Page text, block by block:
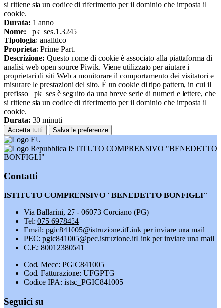
si ritiene sia un codice di riferimento per il dominio che imposta il
cookie.
Durata: 1 anno
Nome: _pk_ses.1.3245
Tipologia: analitico
Proprieta: Prime Parti
Descrizione: Questo nome di cookie è associato alla piattaforma di
analisi web open source Piwik. Viene utilizzato per aiutare i
proprietari di siti Web a monitorare il comportamento dei visitatori e
misurare le prestazioni del sito. È un cookie di tipo pattern, in cui il
prefisso _pk_ses è seguito da una breve serie di numeri e lettere, che
si ritiene sia un codice di riferimento per il dominio che imposta il
cookie.
Durata: 30 minuti
Accetta tutti Salva le preferenze
ISTITUTO COMPRENSIVO "BENEDETTO
BONFIGLI"
Contatti
ISTITUTO COMPRENSIVO "BENEDETTO BONFIGLI"
Via Ballarini, 27 - 06073 Corciano (PG)
Tel: 075 6978434
Email: pgic841005@istruzione.itLink per inviare una mail
PEC: pgic841005@pec.istruzione.itLink per inviare una mail
C.F.: 80012380541
Cod. Mecc: PGIC841005
Cod. Fatturazione: UFGPTG
Codice IPA: istsc_PGIC841005
Seguici su